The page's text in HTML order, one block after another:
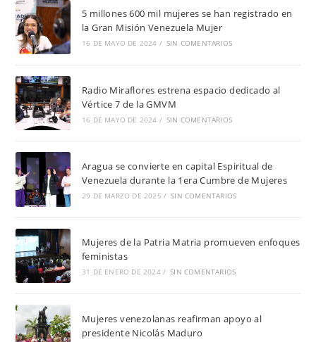
5 millones 600 mil mujeres se han registrado en
la Gran Misión Venezuela Mujer
16 DE MAYO DE 2024 / SIN COMENTARIOS
Radio Miraflores estrena espacio dedicado al
Vértice 7 de la GMVM
16 DE MAYO DE 2024 / SIN COMENTARIOS
Aragua se convierte en capital Espiritual de
Venezuela durante la 1era Cumbre de Mujeres
29 DE MARZO DE 2025 / SIN COMENTARIOS
Mujeres de la Patria Matria promueven enfoques
feministas
31 DE ENERO DE 2024 / SIN COMENTARIOS
Mujeres venezolanas reafirman apoyo al
presidente Nicolás Maduro